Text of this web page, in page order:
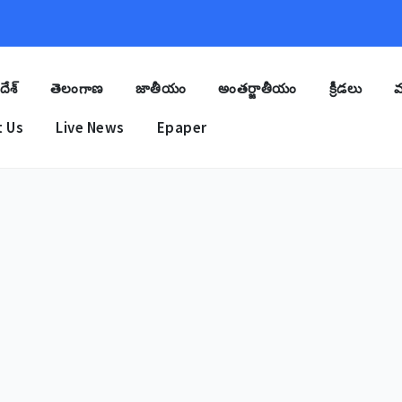
తెలంగాణ జాతీయం అంతర్జాతీయం క్రీడలు
Us Live News Epaper